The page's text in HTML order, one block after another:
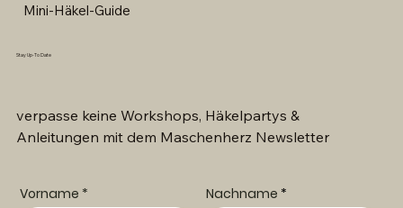
Mini-Häkel-Guide
Stay Up-To Date
verpasse keine Workshops, Häkelpartys &
Anleitungen mit dem Maschenherz Newsletter
Vorname Nachname